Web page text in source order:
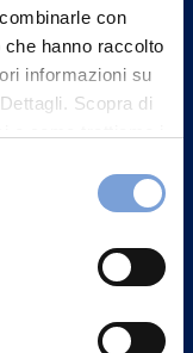
con
hanno raccolto
informazioni su
Scopra di
"Informativa